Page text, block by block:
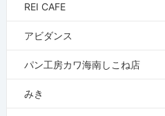
REI CAFE
アビダンス
パン工房カワ海南しこね店
みき